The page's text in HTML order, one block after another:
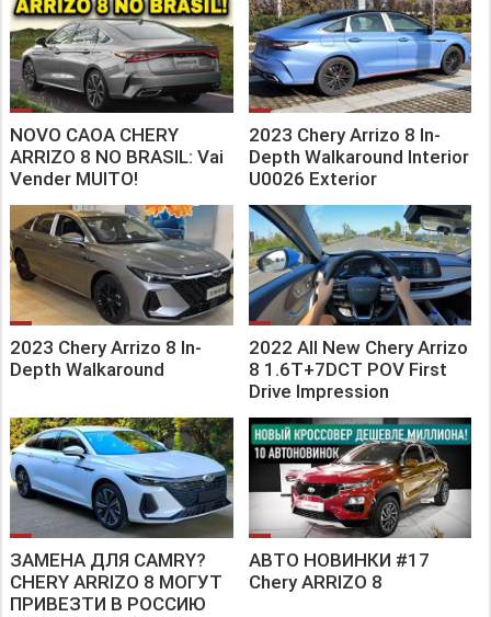
NOVO CAOA CHERY
ARRIZO 8 NO BRASIL: Vai
Vender MUITO!
2023 Chery Arrizo 8 In-
Depth Walkaround Interior
U0026 Exterior
2023 Chery Arrizo 8 In-
Depth Walkaround
2022 All New Chery Arrizo
8 1.6T+7DCT POV First
Drive Impression
ЗАМЕНА ДЛЯ CAMRY?
CHERY ARRIZO 8 МОГУТ
ПРИВЕЗТИ В РОССИЮ
АВТО НОВИНКИ #17
Chery ARRIZO 8